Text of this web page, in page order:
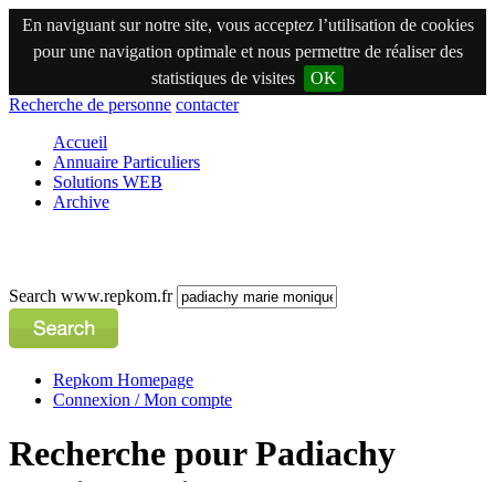
En naviguant sur notre site, vous acceptez l’utilisation de cookies
pour une navigation optimale et nous permettre de réaliser des
statistiques de visites
OK
Recherche de personne contacter
Accueil
Annuaire Particuliers
Solutions WEB
Archive
Search www.repkom.fr
Repkom Homepage
Connexion / Mon compte
Recherche pour Padiachy